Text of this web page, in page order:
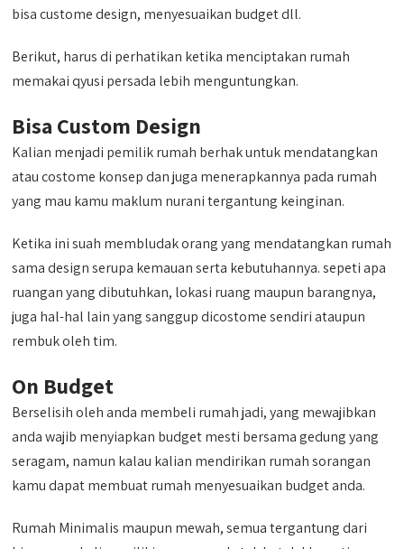
bisa custome design, menyesuaikan budget dll.
Berikut, harus di perhatikan ketika menciptakan rumah
memakai qyusi persada lebih menguntungkan.
Bisa Custom Design
Kalian menjadi pemilik rumah berhak untuk mendatangkan
atau costome konsep dan juga menerapkannya pada rumah
yang mau kamu maklum nurani tergantung keinginan.
Ketika ini suah membludak orang yang mendatangkan rumah
sama design serupa kemauan serta kebutuhannya. sepeti apa
ruangan yang dibutuhkan, lokasi ruang maupun barangnya,
juga hal-hal lain yang sanggup dicostome sendiri ataupun
rembuk oleh tim.
On Budget
Berselisih oleh anda membeli rumah jadi, yang mewajibkan
anda wajib menyiapkan budget mesti bersama gedung yang
seragam, namun kalau kalian mendirikan rumah sorangan
kamu dapat membuat rumah menyesuaikan budget anda.
Rumah Minimalis maupun mewah, semua tergantung dari